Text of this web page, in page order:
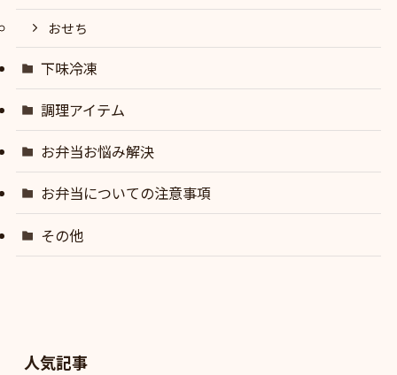
おせち
下味冷凍
調理アイテム
お弁当お悩み解決
お弁当についての注意事項
その他
人気記事